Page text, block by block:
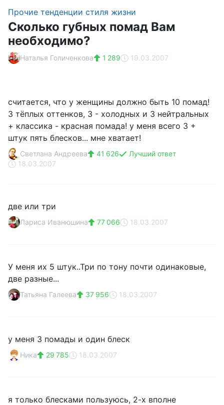
Прочие тенденции стиля жизни
Сколько губных помад Вам
необходимо?
Наталья Голиченкова 1 289 19.03.2007
считается, что у женщины должно быть 10 помад!
3 тёплых оттенков, 3 - холодных и 3 нейтральных
+ классика - красная помада! у меня всего 3 +
штук пять блесков... мне хватает!
Светлана Андреева 41 626
Лучший ответ
18.03.2007
две или три
Лариса Иванюшина 77 066 18.03.2007
У меня их 5 штук..Три по тону почти одинаковые,
две разные...
Татьяна Галеева 37 956 18.03.2007
у меня 3 помады и один блеск
Ника 29 785 18.03.2007
я только блесками пользуюсь, 2-х вполне